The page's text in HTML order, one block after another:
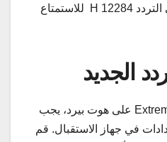
الاستقبال الخاصة بهم على التردد 12284 H للاستمتاع
الجديد
لضبط تردد قناة Extreme Sports على هوت بيرد، يجب
في جهاز الاستقبال. قم